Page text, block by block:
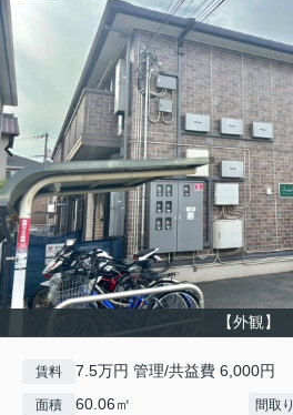
【外観】
賃料 7.5万円 管理/共益費 6,000円
面積 60.06㎡ 間取り